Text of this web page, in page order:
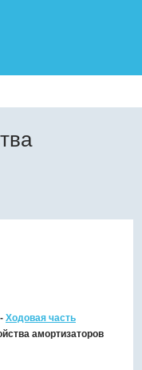
Ходовая часть
амортизаторов